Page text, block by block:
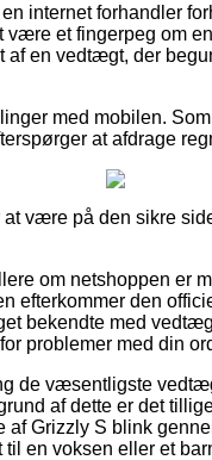
internet forhandler
være et fingerpeg om
af en vedtægt, der
med mobilen.
at afdrage
være på den sikre
om netshoppen er
efterkommer den
bekendte med
problemer med din
de væsentligste
af dette er det
Grizzly S blink
en voksen eller et